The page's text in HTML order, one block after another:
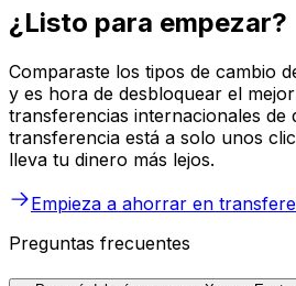
¿Listo para empezar?
Comparaste los tipos de cambio
y es hora de desbloquear el
transferencias internacionales de
transferencia está a solo unos
lleva tu dinero más lejos.
Empieza a ahorrar en
Preguntas frecuentes